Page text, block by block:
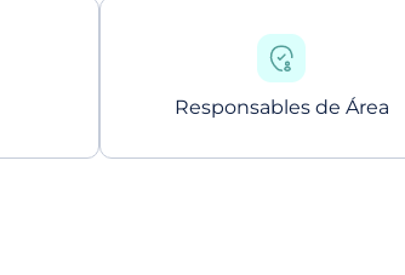
Responsables de Área